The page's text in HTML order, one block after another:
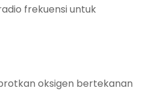
frekuensi untuk
oksigen bertekanan